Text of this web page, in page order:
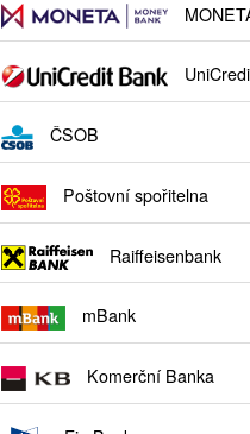
ČSOB
Poštovní spořitelna
Raiffeisenbank
mBank
Komerční Banka